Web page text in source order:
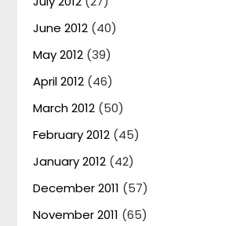
June 2012 (40)
May 2012 (39)
April 2012 (46)
March 2012 (50)
February 2012 (45)
January 2012 (42)
December 2011 (57)
November 2011 (65)